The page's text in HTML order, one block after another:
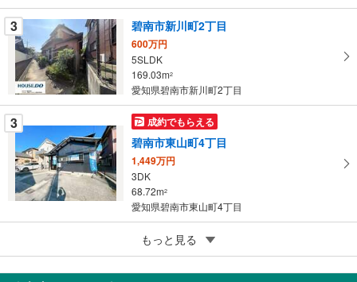
に
保
存
す
る
3 碧南市新川町2丁目
600万円
5SLDK
169.03m2
愛知県碧南市新川町2丁目
3 成約でもらえる
碧南市東山町4丁目
1,449万円
3DK
68.72m2
愛知県碧南市東山町4丁目
成約でもらえる
碧南市緑町3丁目
1,980万円
もっと見る